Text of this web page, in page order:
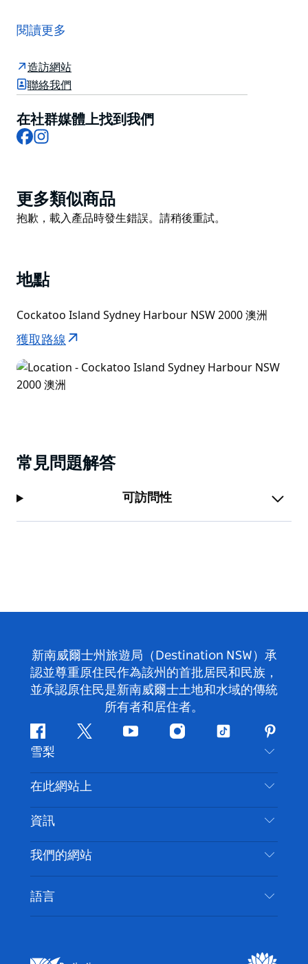
(Wangal)、卡梅雷加爾 (Cammeraygal) 和加迪加爾
(Gadigal) 人民稱為 Wareamah，是前囚犯刑罰機構和海
軍造船廠，位於悉尼港的中心。
科卡圖島因其歷史建築、獨特的地形和全景景觀而吸引遊
客並激發他們的靈感。
熱門景點包括歷史遺址和露營住宿、海濱咖啡館和野餐地
點、帶導遊的歷史和超自然之旅以及令人興奮的季節性活
渡輪即可抵達。
閱讀更多
造訪網站
聯絡我們
在社群媒體上找到我們
Facebook
Product
List
更多類似商品
Product
抱歉，載入產品時發生錯誤。請稍後重試。
地點
Cockatoo Island Sydney Harbour NSW 2000 澳洲
獲取路線
常見問題解答
可訪問性
新南威爾士州旅遊局（Destination NSW）承
認並尊重原住民作為該州的首批居民和民族，
並承認原住民是新南威爾士土地和水域的傳統
所有者和居住者。
Facebook嘰
喳
喳
Youtube Instagram
抖
雪梨
聯絡我們
免責聲明
隱私
Cookie 通知
在此網站上
目的地
要做的事情
新南威爾士州公路旅行
活動
住宿
資訊
旅行資訊
無障礙雪梨
列出您的業務
我們的網站
語言